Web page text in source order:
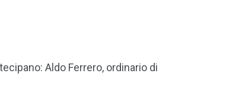
Aldo Ferrero, ordinario di